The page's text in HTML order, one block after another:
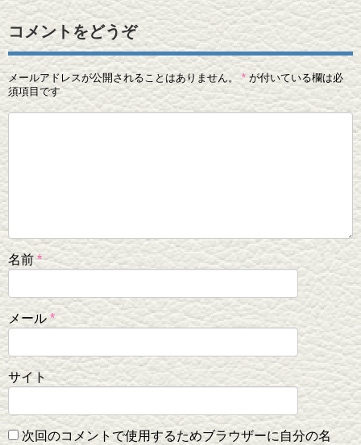
コメントをどうぞ
メールアドレスが公開されることはありません。 * が付いている欄は必
須項目です
名前*
メール *
サイト
次回のコメントで使用するためブラウザーに自分の名